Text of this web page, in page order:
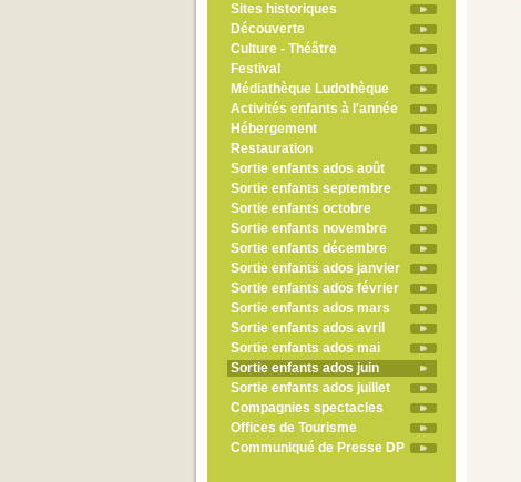
Sites historiques
Découverte
Culture - Théâtre
Festival
Médiathèque Ludothèque
Activités enfants à l'année
Hébergement
Restauration
Sortie enfants ados août
Sortie enfants septembre
Sortie enfants octobre
Sortie enfants novembre
Sortie enfants décembre
Sortie enfants ados janvier
Sortie enfants ados février
Sortie enfants ados mars
Sortie enfants ados avril
Sortie enfants ados mai
Sortie enfants ados juin
Sortie enfants ados juillet
Compagnies spectacles
Offices de Tourisme
Communiqué de Presse DP